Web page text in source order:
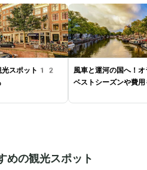
光スポット12
風車と運河の国へ！
ベストシーズンや費用
めの観光スポット